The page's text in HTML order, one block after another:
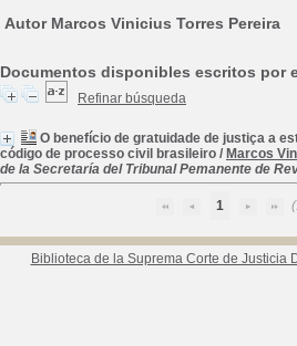
Autor Marcos Vinicius Torres Pereira
Documentos disponibles escritos por
Refinar búsqueda
O benefício de gratuidade de justiça a
código de processo civil brasileiro / Marcos
de la Secretaría del Tribunal Pemanente de
1
Biblioteca de la Suprema Corte de Justicia